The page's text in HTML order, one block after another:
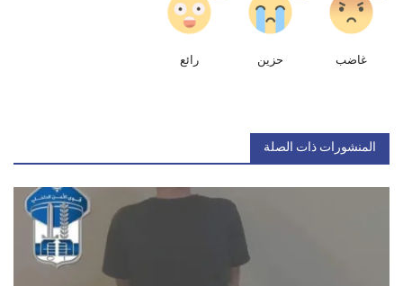
غاضب حزين رائع
المنشورات ذات الصلة